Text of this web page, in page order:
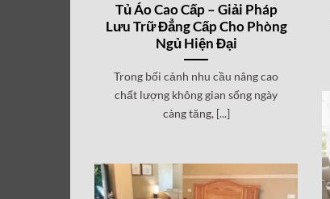
Tủ Áo Cao Cấp – Giải Pháp
Lưu Trữ Đẳng Cấp Cho Phòng
Ngủ Hiện Đại
Trong bối cảnh nhu cầu nâng cao
chất lượng không gian sống ngày
càng tăng, [...]